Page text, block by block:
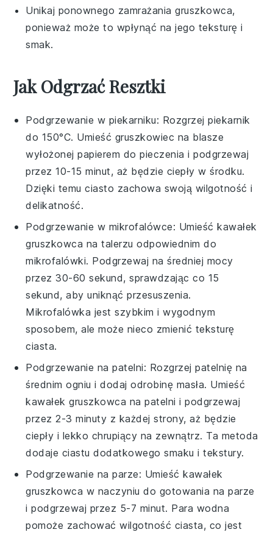
Unikaj ponownego zamrażaniagruszkowca,
ponieważ może to wpłynąć na jego teksturę i
smak.
Jak Odgrzać Resztki
Podgrzewanie w piekarniku: Rozgrzej piekarnik
do 150°C. Umieść gruszkowiec na blasze
wyłożonej papierem do pieczenia i podgrzewaj
przez 10-15 minut, aż będzie ciepły w środku.
Dzięki temu ciasto zachowa swoją wilgotność i
delikatność.
Podgrzewanie w mikrofalówce: Umieść kawałek
gruszkowca na talerzu odpowiednim do
mikrofalówki. Podgrzewaj na średniej mocy
przez 30-60 sekund, sprawdzając co 15
sekund, aby uniknąć przesuszenia.
Mikrofalówka jest szybkim i wygodnym
sposobem, ale może nieco zmienić teksturę
ciasta.
Podgrzewanie na patelni: Rozgrzej patelnię na
średnim ogniu i dodaj odrobinę masła. Umieść
kawałekgruszkowca na patelni i podgrzewaj
przez 2-3 minuty z każdej strony, aż będzie
ciepły i lekko chrupiący na zewnątrz. Ta metoda
dodaje ciastu dodatkowego smaku i tekstury.
Podgrzewanie na parze: Umieść kawałek
gruszkowca w naczyniu do gotowania na parze
i podgrzewaj przez 5-7 minut. Para wodna
pomoże zachować wilgotność ciasta, co jest